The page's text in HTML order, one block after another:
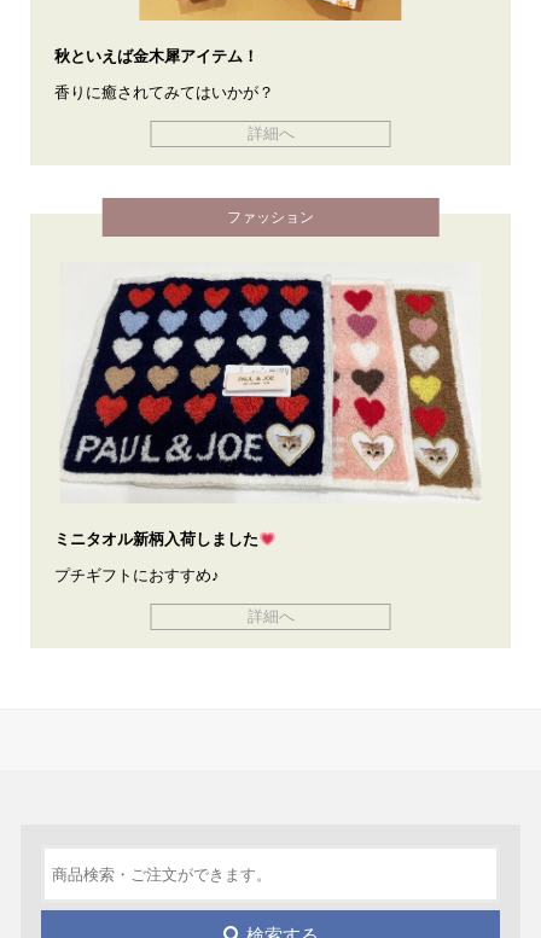
秋といえば金木犀アイテム！
香りに癒されてみてはいかが？
詳細へ
ファッション
ミニタオル新柄入荷しました
プチギフトにおすすめ♪
詳細へ